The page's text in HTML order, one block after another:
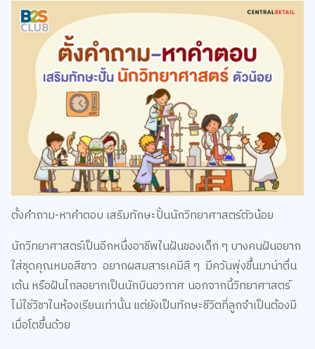
ตั้งคำถาม-หาคำตอบ เสริมทักษะปั้นนักวิทยาศาสตร์ตัวน้อย
นักวิทยาศาสตร์เป็นอีกหนึ่งอาชีพในฝันของเด็ก ๆ บางคนฝันอยาก
ใส่ชุดคุณหมอสีขาว อยากผสมสารเคมีสี ๆ มีควันพุ่งขึ้นมาน่าตื่น
เต้น หรือฝันไกลอยากเป็นนักบินอวกาศ นอกจากนี้วิทยาศาสตร์
ไม่ใช่วิชาในห้องเรียนเท่านั้น แต่ยังเป็นทักษะชีวิตที่ลูกจำเป็นต้องมี
เมื่อโตขึ้นด้วย